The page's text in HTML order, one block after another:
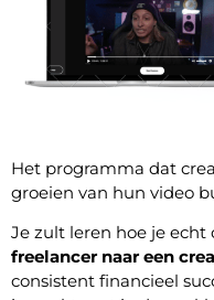
Het programma dat
groeien van hun video
Je zult leren hoe je
freelancer naar een
consistent financieel